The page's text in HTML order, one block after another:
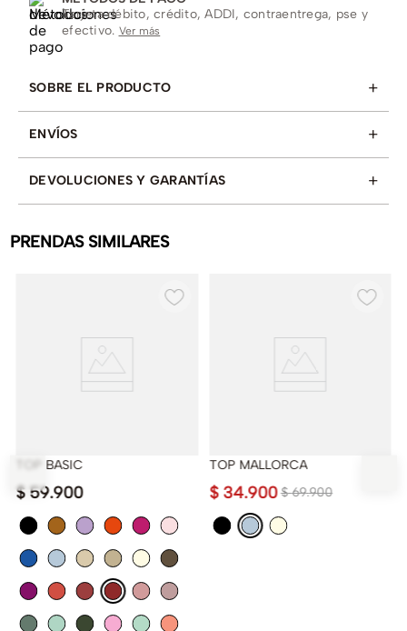
Tarjeta débito, crédito, ADDI, contraentrega, pse y
efectivo. Ver más
SOBRE EL PRODUCTO +
ENVÍOS +
DEVOLUCIONES Y GARANTÍAS +
PRENDAS SIMILARES
TOP BASIC
$ 59.900
TOP MALLORCA
$ 69.900
$ 34.900